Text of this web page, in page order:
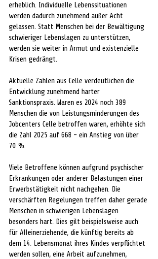
erheblich. Individuelle Lebenssituationen
werden dadurch zunehmend außer Acht
gelassen. Statt Menschen bei der Bewältigung
schwieriger Lebenslagen zu unterstützen,
werden sie weiter in Armut und existenzielle
Krisen gedrängt.
Aktuelle Zahlen aus Celle verdeutlichen die
Entwicklung zunehmend harter
Sanktionspraxis. Waren es 2024 noch 389
Menschen die von Leistungsminderungen des
Jobcenters Celle betroffen waren, erhöhte sich
die Zahl 2025 auf 668 - ein Anstieg von über
70 %.
Viele Betroffene können aufgrund psychischer
Erkrankungen oder anderer Belastungen einer
Erwerbstätigkeit nicht nachgehen. Die
verschärften Regelungen treffen daher gerade
Menschen in schwierigen Lebenslagen
besonders hart. Dies gilt beispielsweise auch
für Alleinerziehende, die künftig bereits ab
dem 14. Lebensmonat ihres Kindes verpflichtet
werden sollen, eine Arbeit aufzunehmen,